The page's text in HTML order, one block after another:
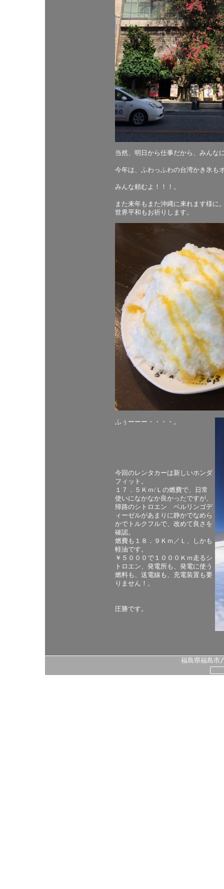
当然、明日から仕事だから、みんな
今年は、ふわっふわの台湾かき氷も
みんな頼むよ！！！。
また来年もまた沖縄に来れます様に
世界平和もお祈りします。
ふぅーーー・・・・。
今回のレンタカーは新しいホンダ
フィット。
１７．５Ｋｍ/Ｌの燃費で、日常
使いになかなか良かったですが、
帰路のシトロエン ベルリンゴデ
ィーゼルがあまりに静かでなめら
かでトルクフルで、改めて良さを
確認。
燃費も１８．９Ｋｍ／Ｌ、しかも
軽油です。
￥５０００で１０００Ｋｍ走るシ
トロエン、発電所も、発電に使う
燃料も、送電線も、充電装置も要
りません！。
圧勝です。
福島県福島市